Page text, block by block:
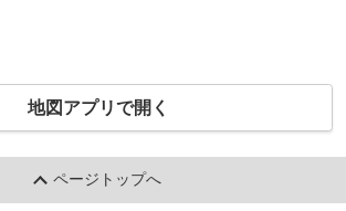
地図アプリで開く
ページトップへ